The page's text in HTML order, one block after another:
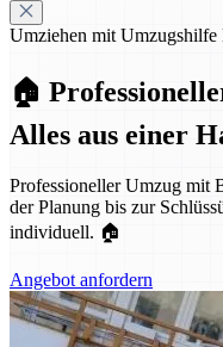
Umziehen mit
🏠
Alles aus einer
Professioneller Umzug mit
der Planung bis zur
individuell. 🏠
Angebot anfordern